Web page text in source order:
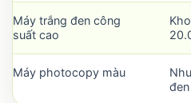
Máy trắng đen công
suất cao
Máy photocopy màu